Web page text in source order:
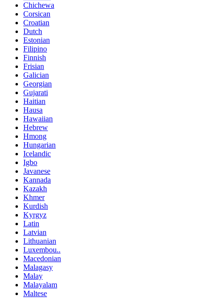
Chichewa
Corsican
Croatian
Dutch
Estonian
Filipino
Finnish
Frisian
Galician
Georgian
Gujarati
Haitian
Hausa
Hawaiian
Hebrew
Hmong
Hungarian
Icelandic
Igbo
Javanese
Kannada
Kazakh
Khmer
Kurdish
Kyrgyz
Latin
Latvian
Lithuanian
Luxembou..
Macedonian
Malagasy
Malay
Malayalam
Maltese